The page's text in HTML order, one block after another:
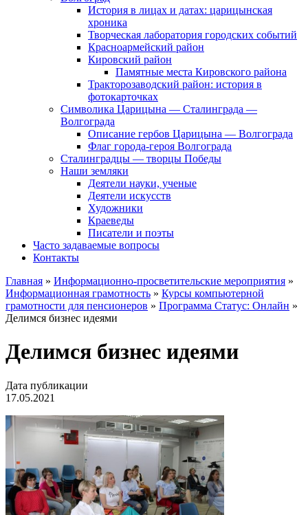
История в лицах и датах: царицынская
хроника
Творческая лаборатория городских событий
Красноармейский район
Кировский район
Памятные места Кировского района
Тракторозаводский район: история в
фотокарточках
Символика Царицына — Сталинграда —
Волгограда
Описание гербов Царицына — Волгограда
Флаг города-героя Волгограда
Сталинградцы — творцы Победы
Наши земляки
Деятели науки, ученые
Деятели искусств
Художники
Краеведы
Писатели и поэты
Часто задаваемые вопросы
Контакты
Главная » Информационно-просветительские мероприятия »
Информационная грамотность » Курсы компьютерной
грамотности для пенсионеров » Программа Статус: Онлайн »
Делимся бизнес идеями
Делимся бизнес идеями
Дата публикации
17.05.2021